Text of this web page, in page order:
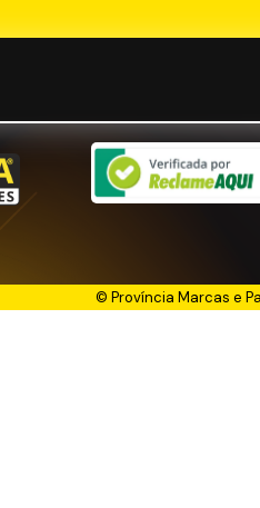
© Província Marcas e